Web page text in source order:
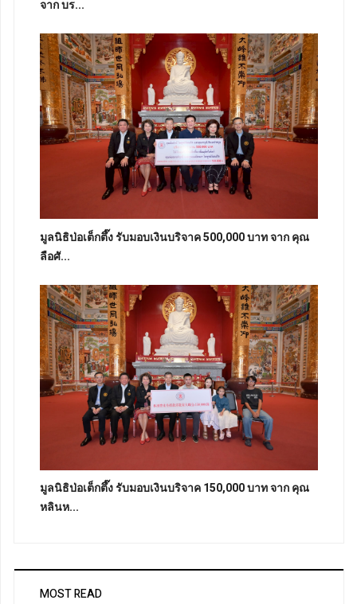
จาก บร...
มูลนิธิป่อเต็กตึ๊ง รับมอบเงินบริจาค 500,000 บาท จาก คุณ
ลือศั...
มูลนิธิป่อเต็กตึ๊ง รับมอบเงินบริจาค 150,000 บาท จาก คุณ
หลินห...
MOST READ